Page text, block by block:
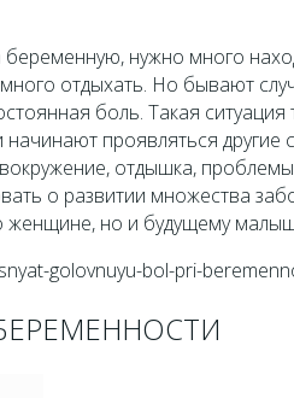
нужно много
отдыхать. Но бывают
боль. Такая ситуация
проявляться другие
отдышка,
о развитии множества
женщине, но и будущему
golovnuyu-bol-pri-